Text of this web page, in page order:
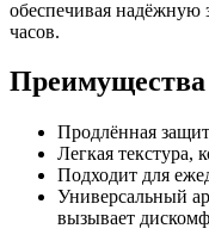
обеспечивая
часов.
Преимущества
Продлённая
Легкая текстура,
Подходит для
Универсальный
вызывает